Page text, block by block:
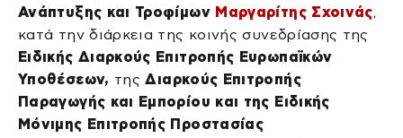
Ανάπτυξης και Τροφίμων Μαργαρίτης Σχοινάς,
κατά την διάρκεια της κοινής συνεδρίασης της
Ειδικής Διαρκούς Επιτροπής Ευρωπαϊκών
Υποθέσεων, τηςΔιαρκούς Επιτροπής
Παραγωγής και Εμπορίου και της Ειδικής
Μόνιμης Επιτροπής Προστασίας